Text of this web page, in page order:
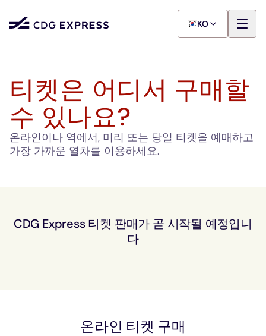
KO
티켓은 어디서 구매할
수 있나요?
온라인이나 역에서, 미리 또는 당일 티켓을 예매하고
가장 가까운 열차를 이용하세요.
CDG Express 티켓 판매가 곧 시작될 예정입니
다
온라인 티켓 구매